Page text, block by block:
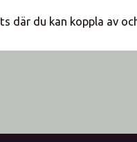
där du kan koppla av